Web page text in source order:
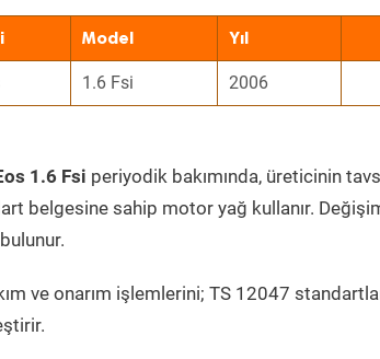
Model Yıl
1.6 Fsi 2006
1.6 Fsi periyodik bakımında, üreticinin
belgesine sahip motor yağ kullanır.
ve onarım işlemlerini; TS 12047